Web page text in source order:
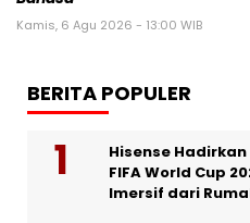
Kamis, 6 Agu 2026 - 13:00 WIB
BERITA POPULER
Hisense
FIFA World Cup
Imersif dari